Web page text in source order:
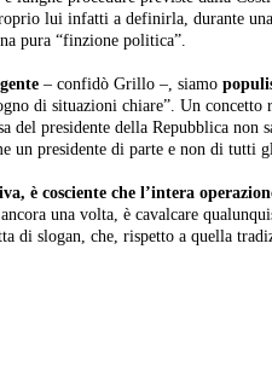
lui infatti a definirla, durante
pura “finzione politica”.
– confidò Grillo –, siamo
di situazioni chiare”. Un concetto
del presidente della Repubblica
un presidente di parte e non di tutti
è cosciente che l’intera
una volta, è cavalcare
di slogan, che, rispetto a quella